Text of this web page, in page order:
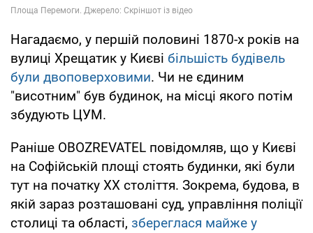
Нагадаємо, у першій половині 1870-х років на
вулиці Хрещатик у Києві більшість будівель
були двоповерховими. Чи не єдиним
"висотним" був будинок, на місці якого потім
збудують ЦУМ.
Раніше OBOZREVATEL повідомляв, що у Києві
на Софійській площі стоять будинки, які були
тут на початку ХХ століття. Зокрема, будова, в
якій зараз розташовані суд, управління поліції
столиці та області, збереглася майже у